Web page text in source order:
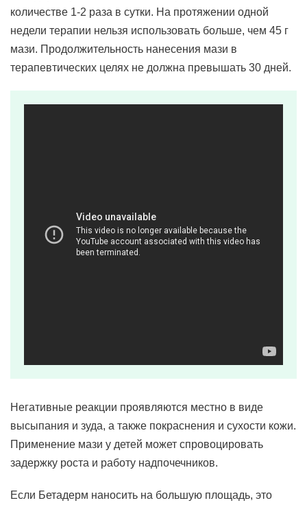
количестве 1-2 раза в сутки. На протяжении одной
недели терапии нельзя использовать больше, чем 45 г
мази. Продолжительность нанесения мази в
терапевтических целях не должна превышать 30 дней.
Негативные реакции проявляются местно в виде
высыпания и зуда, а также покраснения и сухости кожи.
Применение мази у детей может спровоцировать
задержку роста и работу надпочечников.
Если Бетадерм наносить на большую площадь, это